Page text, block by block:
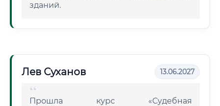
зданий.
Лев Суханов 13.06.2027
Прошла курс «Судебная